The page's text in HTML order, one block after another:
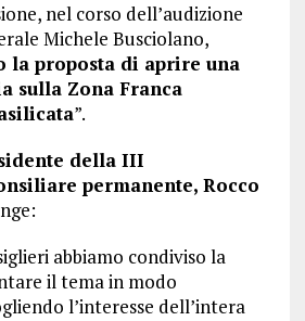
nel corso dell’audizione
Michele Busciolano,
la proposta di aprire una
sulla Zona Franca
”.
della III
permanente, Rocco
abbiamo condiviso la
il tema in modo
l’interesse dell’intera